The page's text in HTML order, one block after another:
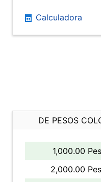
Calculadora
DE PESOS
1,000.00
2,000.00